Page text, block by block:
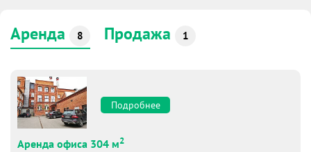
Аренда 8 Продажа 1
Подробнее
Аренда офиса 304 м2